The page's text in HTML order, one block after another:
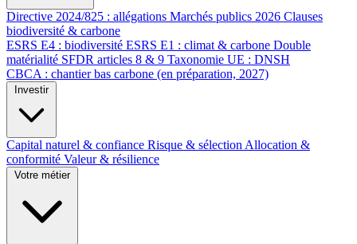
Directive 2024/825 : allégations Marchés publics 2026 Clauses
biodiversité & carbone
ESRS E4 : biodiversité ESRS E1 : climat & carbone Double
matérialité SFDR articles 8 & 9 Taxonomie UE : DNSH
CBCA : chantier bas carbone (en préparation, 2027)
Investir
Capital naturel & confiance Risque & sélection Allocation &
conformité Valeur & résilience
Votre métier